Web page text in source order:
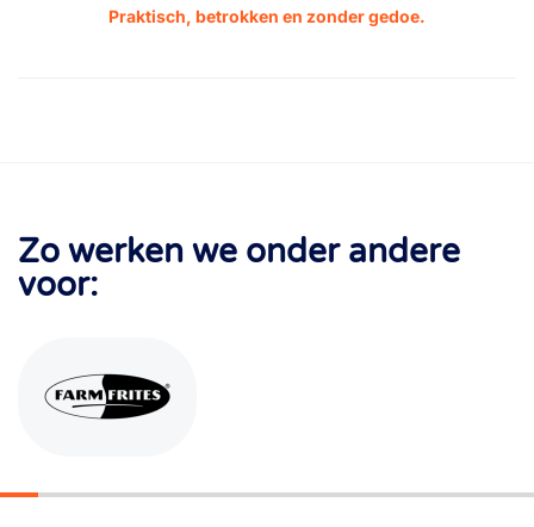
Praktisch, betrokken en zonder gedoe.
Zo werken we onder andere
voor: